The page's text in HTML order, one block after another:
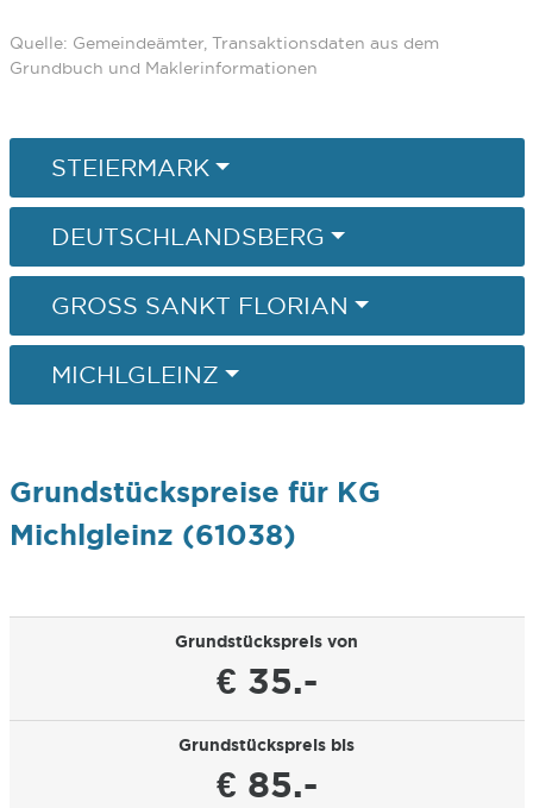
Quelle: Gemeindeämter, Transaktionsdaten aus dem
Grundbuch und Maklerinformationen
STEIERMARK
DEUTSCHLANDSBERG
GROSS SANKT FLORIAN
MICHLGLEINZ
Grundstückspreise für KG
Michlgleinz (61038)
Grundstückspreis von
€ 35.-
Grundstückspreis bis
€ 85.-